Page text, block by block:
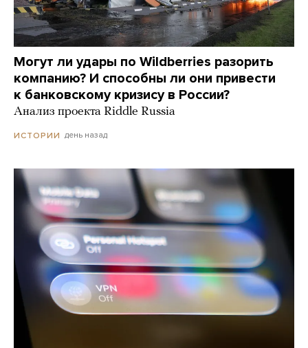
Могут ли удары по Wildberries разорить
компанию? И способны ли они привести
к банковскому кризису в России?
Анализ проекта Riddle Russia
ИСТОРИИ день назад